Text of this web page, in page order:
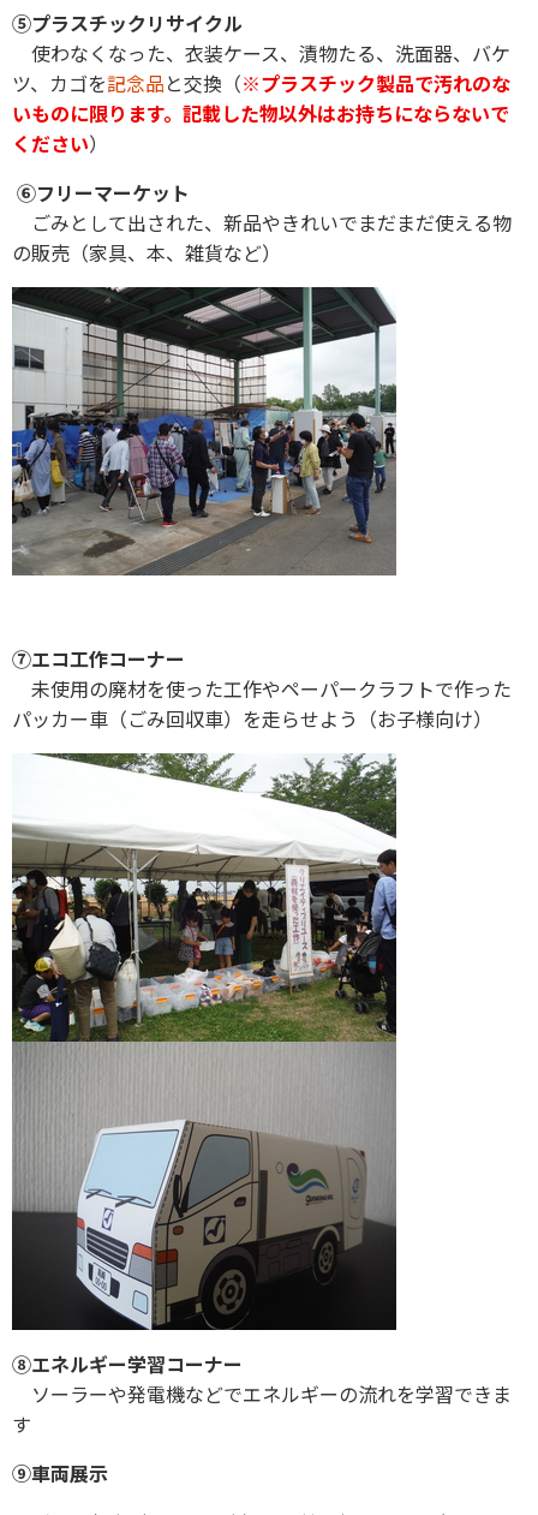
⑤プラスチックリサイクル
使わなくなった、衣装ケース、漬物たる、洗面器、バケ
ツ、カゴを記念品と交換（※プラスチック製品で汚れのな
いものに限ります。記載した物以外はお持ちにならないで
ください）
⑥フリーマーケット
ごみとして出された、新品やきれいでまだまだ使える物
の販売（家具、本、雑貨など）
⑦エコ工作コーナー
未使用の廃材を使った工作やペーパークラフトで作った
パッカー車（ごみ回収車）を走らせよう（お子様向け）
⑧エネルギー学習コーナー
ソーラーや発電機などでエネルギーの流れを学習できま
す
⑨車両展示